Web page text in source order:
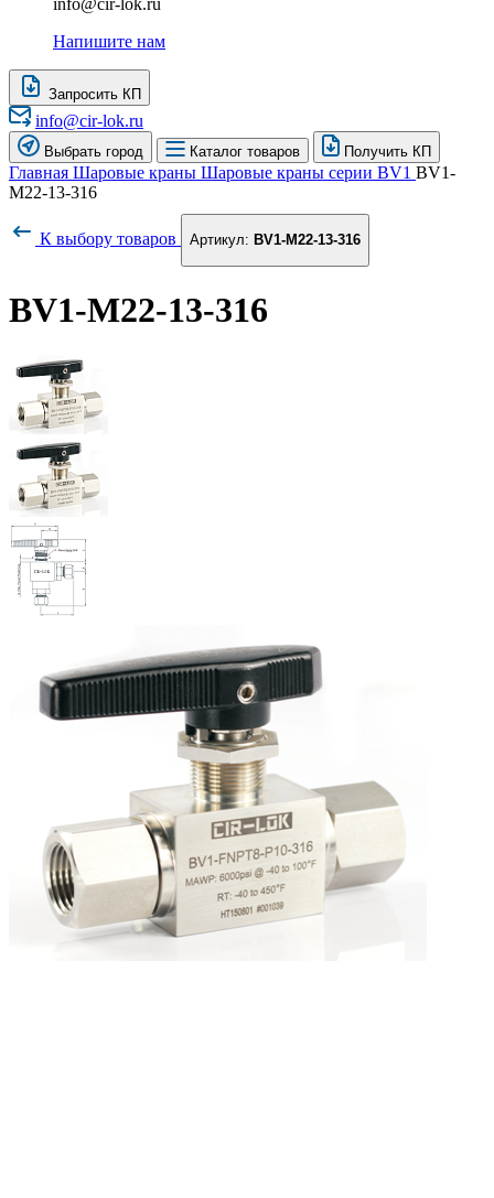
info@cir-lok.ru
Напишите нам
Запросить КП
info@cir-lok.ru
Выбрать город Каталог товаров Получить КП
Главная Шаровые краны Шаровые краны серии BV1 BV1-
M22-13-316
К выбору товаров Артикул: BV1-M22-13-316
BV1-M22-13-316